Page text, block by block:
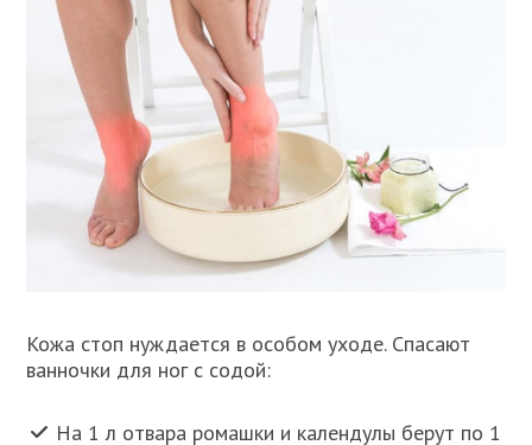
Кожа стоп нуждается в особом уходе. Спасают
ванночки для ног с содой:
На 1 л отвара ромашки и календулы берут по 1